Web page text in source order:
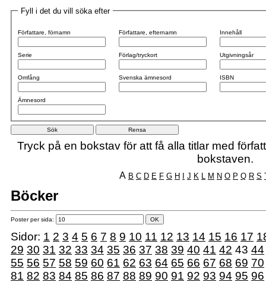
Fyll i det du vill söka efter
Författare, förnamn
Serie
Omfång
Ämnesord
Författare, efternamn
Förlag/tryckort
Svenska ämnesord
Innehåll
Utgivningsår
ISBN
Tryck på en bokstav för att få alla titlar med
bokstaven.
A B C D E F G H I J K L M N O P Q R S
Böcker
Poster per sida:
Sidor: 1 2 3 4 5 6 7 8 9 10 11 12 13 14 15 16 17
29 30 31 32 33 34 35 36 37 38 39 40 41 42 43 44
55 56 57 58 59 60 61 62 63 64 65 66 67 68 69 70
81 82 83 84 85 86 87 88 89 90 91 92 93 94 95 96